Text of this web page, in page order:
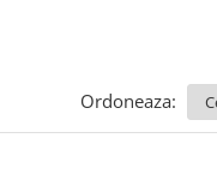
Ordoneaza: